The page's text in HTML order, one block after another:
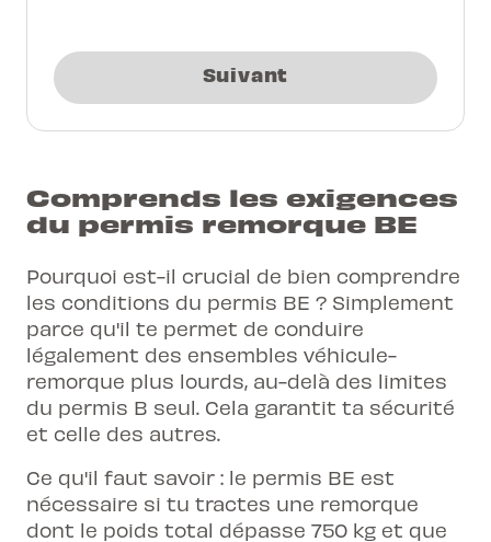
Suivant
Comprends les exigences
du permis remorque BE
Pourquoi est-il crucial de bien comprendre
les conditions du permis BE ? Simplement
parce qu'il te permet de conduire
légalement des ensembles véhicule-
remorque plus lourds, au-delà des limites
du permis B seul. Cela garantit ta sécurité
et celle des autres.
Ce qu'il faut savoir : le permis BE est
nécessaire si tu tractes une remorque
dont le poids total dépasse 750 kg et que